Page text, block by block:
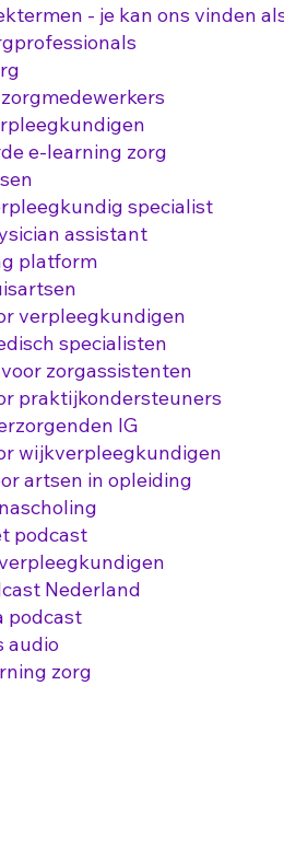
- je kan ons vinden
e-learning zorg
specialist
assistant
platform
verpleegkundigen
specialisten
zorgassistenten
praktijkondersteuners
IG
wijkverpleegkundigen
artsen in opleiding
podcast
Nederland
podcast
audio
zorg